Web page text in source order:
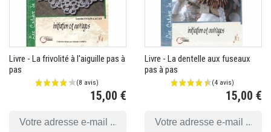
Livre - La frivolité à l'aiguille pas à
pas
15,00 €
Livre - La dentelle aux fuseaux
pas à pas
15,00 €